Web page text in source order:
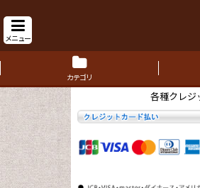
メニュー
カテゴリ
各種クレジ